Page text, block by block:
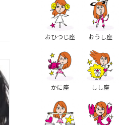
おひつじ座 おうし座
かに座 しし座